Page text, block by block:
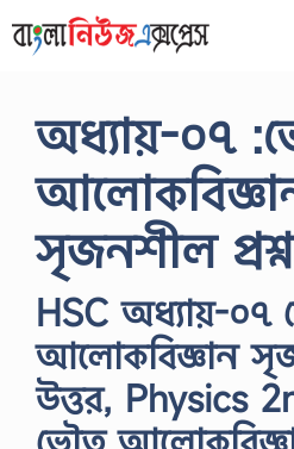
to
অধ্যায়-০৭
সৃজনশীল
HSC অধ্যায়-০৭
আলোকবিজ্ঞান
উত্তর, Physics